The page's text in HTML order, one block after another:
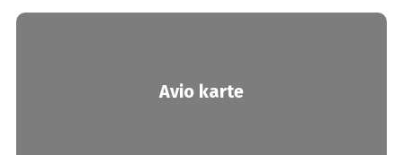
Avio karte